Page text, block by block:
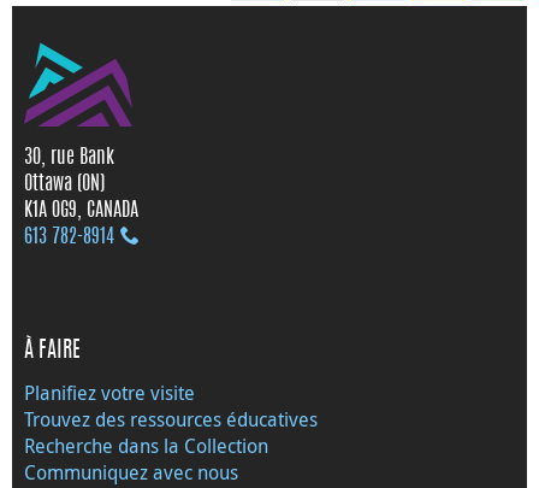
30, rue Bank
Ottawa (ON)
K1A 0G9, CANADA
613 782‑8914
À FAIRE
Planifiez votre visite
Trouvez des ressources éducatives
Recherche dans la Collection
Communiquez avec nous